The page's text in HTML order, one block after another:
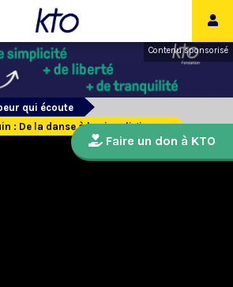
Contenu sponsorisé
qui écoute
: De la danse à la vie religieuse
Faire un don à KTO